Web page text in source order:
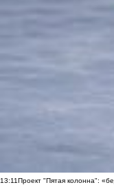
13:11Проект "Пятая колонна":